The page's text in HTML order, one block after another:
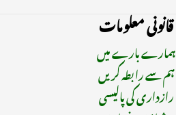
قانونی معلومات
ہمارے بارے میں
ہم سے رابطہ کریں
رازداری کی پالیسی